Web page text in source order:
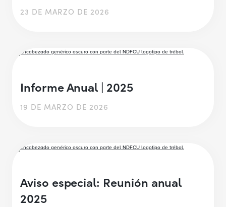
23 DE MARZO DE 2026
Informe Anual | 2025
19 DE MARZO DE 2026
Aviso especial: Reunión anual
2025